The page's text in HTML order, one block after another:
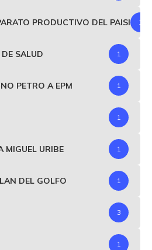
PRODUCTIVO DEL PAISI 1
SALUD 1
PETRO A EPM 1
1
MIGUEL URIBE 1
DEL GOLFO 1
3
1